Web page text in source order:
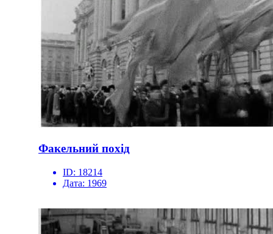
Факельний похід
ID: 18214
Дата: 1969